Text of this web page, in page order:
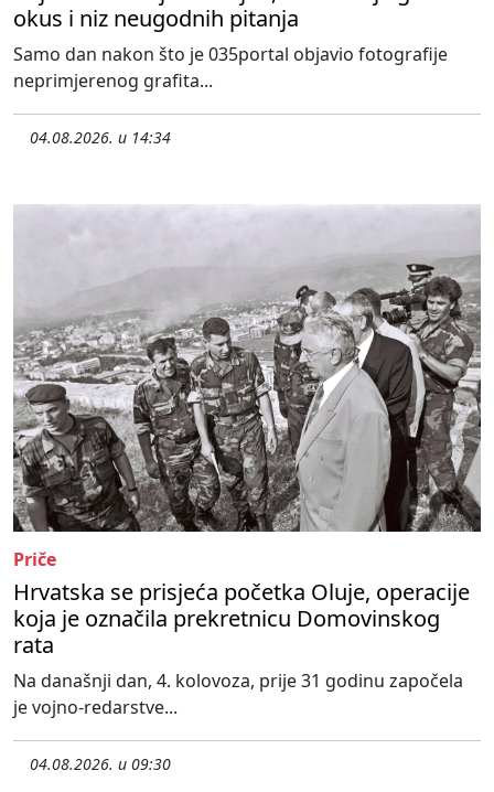
okus i niz neugodnih pitanja
Samo dan nakon što je 035portal objavio fotografije
neprimjerenog grafita...
04.08.2026. u 14:34
Priče
Hrvatska se prisjeća početka Oluje, operacije
koja je označila prekretnicu Domovinskog
rata
Na današnji dan, 4. kolovoza, prije 31 godinu započela
je vojno-redarstve...
04.08.2026. u 09:30